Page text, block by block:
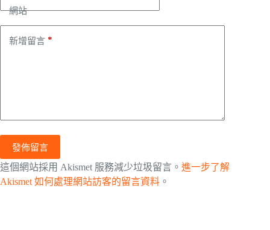
網站
新增留言 *
發佈留言
這個網站採用 Akismet 服務減少垃圾留言。 進一步了解
Akismet 如何處理網站訪客的留言資料 。